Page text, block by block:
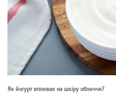
Як йогурт впливає на шкіру обличчя?